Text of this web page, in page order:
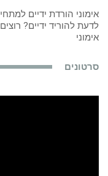
אימוני הורדת ידיים
לדעת להוריד ידיים?
אימוני
סרטונים